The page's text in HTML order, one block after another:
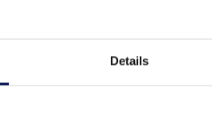
Details
mit innovativer Sperrfunktion
die neue